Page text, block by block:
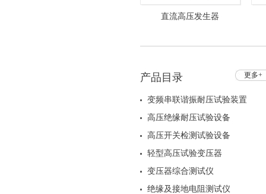
直流高压发生器
更多+
产品目录
变频串联谐振耐压试验装置
高压绝缘耐压试验设备
高压开关检测试验设备
轻型高压试验变压器
变压器综合测试仪
绝缘及接地电阻测试仪